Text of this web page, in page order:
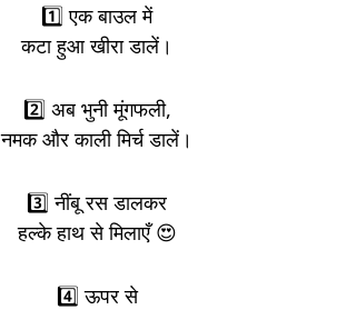
1️⃣ एक बाउल में
कटा हुआ खीरा डालें।
2️⃣ अब भुनी मूंगफली,
नमक और काली मिर्च डालें।
3️⃣ नींबू रस डालकर
हल्के हाथ से मिलाएँ 😍
4️⃣ ऊपर से